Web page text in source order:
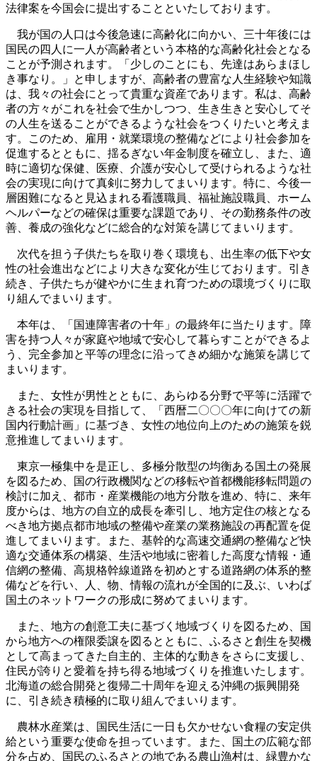
法律案を今国会に提出することといたしております。
我が国の人口は今後急速に高齢化に向かい、三十年後には
国民の四人に一人が高齢者という本格的な高齢化社会となる
ことが予測されます。「少しのことにも、先達はあらまほし
き事なり。」と申しますが、高齢者の豊富な人生経験や知識
は、我々の社会にとって貴重な資産であります。私は、高齢
者の方々がこれを社会で生かしつつ、生き生きと安心してそ
の人生を送ることができるような社会をつくりたいと考えま
す。このため、雇用・就業環境の整備などにより社会参加を
促進するとともに、揺るぎない年金制度を確立し、また、適
時に適切な保健、医療、介護が安心して受けられるような社
会の実現に向けて真剣に努力してまいります。特に、今後一
層困難になると見込まれる看護職員、福祉施設職員、ホーム
ヘルパーなどの確保は重要な課題であり、その勤務条件の改
善、養成の強化などに総合的な対策を講じてまいります。
次代を担う子供たちを取り巻く環境も、出生率の低下や女
性の社会進出などにより大きな変化が生じております。引き
続き、子供たちが健やかに生まれ育つための環境づくりに取
り組んでまいります。
本年は、「国連障害者の十年」の最終年に当たります。障
害を持つ人々が家庭や地域で安心して暮らすことができるよ
う、完全参加と平等の理念に沿ってきめ細かな施策を講じて
まいります。
また、女性が男性とともに、あらゆる分野で平等に活躍で
きる社会の実現を目指して、「西暦二〇〇〇年に向けての新
国内行動計画」に基づき、女性の地位向上のための施策を鋭
意推進してまいります。
東京一極集中を是正し、多極分散型の均衡ある国土の発展
を図るため、国の行政機関などの移転や首都機能移転問題の
検討に加え、都市・産業機能の地方分散を進め、特に、来年
度からは、地方の自立的成長を牽引し、地方定住の核となる
べき地方拠点都市地域の整備や産業の業務施設の再配置を促
進してまいります。また、基幹的な高速交通網の整備など快
適な交通体系の構築、生活や地域に密着した高度な情報・通
信網の整備、高規格幹線道路を初めとする道路網の体系的整
備などを行い、人、物、情報の流れが全国的に及ぶ、いわば
国土のネットワークの形成に努めてまいります。
また、地方の創意工夫に基づく地域づくりを図るため、国
から地方への権限委譲を図るとともに、ふるさと創生を契機
として高まってきた自主的、主体的な動きをさらに支援し、
住民が誇りと愛着を持ち得る地域づくりを推進いたします。
北海道の総合開発と復帰二十周年を迎える沖縄の振興開発
に、引き続き積極的に取り組んでまいります。
農林水産業は、国民生活に一日も欠かせない食糧の安定供
給という重要な使命を担っています。また、国土の広範な部
分を占め、国民のふるさとの地である農山漁村は、緑豊かな